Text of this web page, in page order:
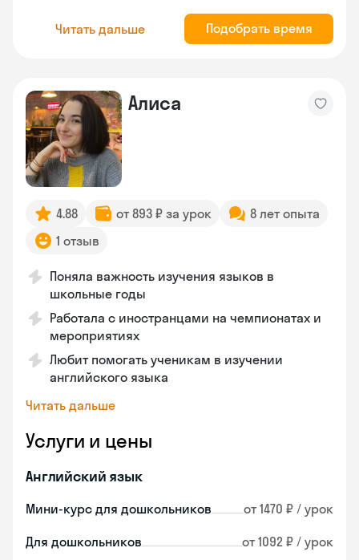
Читать дальше Подобрать время
Алиса
4.88 от 893 ₽ за урок
8 лет опыта
1 отзыв
Поняла важность изучения языков в
школьные годы
Работала с иностранцами на чемпионатах и
мероприятиях
Любит помогать ученикам в изучении
английского языка
Читать дальше
Услуги и цены
Английский язык
Мини-курс для дошкольников от 1470 ₽ / урок
Для дошкольников от 1092 ₽ / урок